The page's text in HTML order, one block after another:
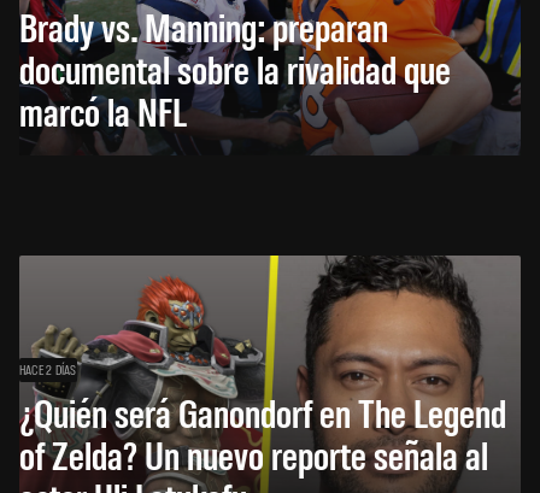
Brady vs. Manning: preparan
documental sobre la rivalidad que
marcó la NFL
HACE 2 DÍAS
¿Quién será Ganondorf en The Legend
of Zelda? Un nuevo reporte señala al